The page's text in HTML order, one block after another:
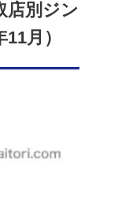
店別ジン
月）